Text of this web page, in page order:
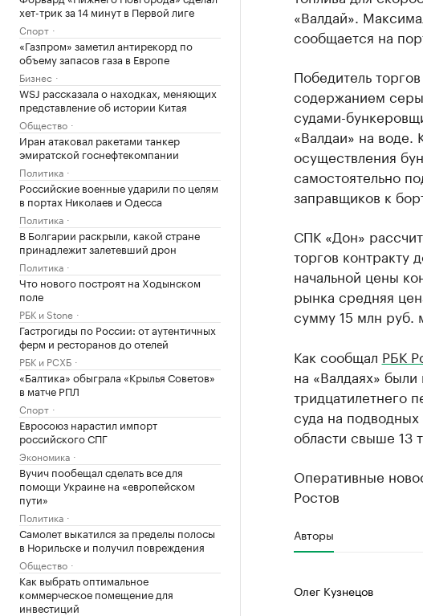
хет-трик за 14 минут в Первой лиге
Спорт
«Газпром» заметил антирекорд по
объему запасов газа в Европе
Бизнес
WSJ рассказала о находках, меняющих
представление об истории Китая
Общество
Иран атаковал ракетами танкер
эмиратской госнефтекомпании
Политика
Российские военные ударили по целям
в портах Николаев и Одесса
Политика
В Болгарии раскрыли, какой стране
принадлежит залетевший дрон
Политика
Что нового построят на Ходынском
поле
РБК и Stone
Гастрогиды по России: от аутентичных
ферм и ресторанов до отелей
РБК и РСХБ
«Балтика» обыграла «Крылья Советов»
в матче РПЛ
Спорт
Евросоюз нарастил импорт
российского СПГ
Экономика
Вучич пообещал сделать все для
помощи Украине на «европейском
пути»
Политика
Самолет выкатился за пределы полосы
в Норильске и получил повреждения
Общество
Как выбрать оптимальное
коммерческое помещение для
инвестиций
«Валдай».
сообщается на
Победитель
содержанием серы
судами-
«Валдаи» на воде.
осуществления
самостоятельно
заправщиков к
СПК «Дон»
торгов контракту
начальной цены
рынка средняя
сумму 15 млн руб.
Как сообщал РБК
на «Валдаях»
тридцатилетнего
суда на
области свыше 13
Оперативные
Ростов
Авторы
Олег Кузнецов